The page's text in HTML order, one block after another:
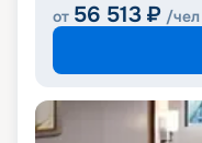
от 56 513 ₽ /чел